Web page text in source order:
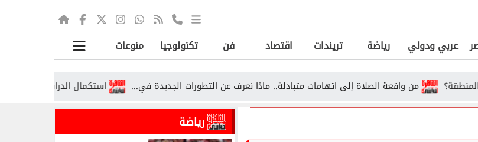
عربي ودولي رياضة تريندات اقتصاد فن تكنولوجيا منوعات
استكمال الدراسة خارج مصر 2026.. الشروط والأوراق وخطوات معادلة الشهادة من واقعة الصلاة إلى اتهامات متبادلة.. ماذا نعرف عن التطورات الجديدة في...
رياضة